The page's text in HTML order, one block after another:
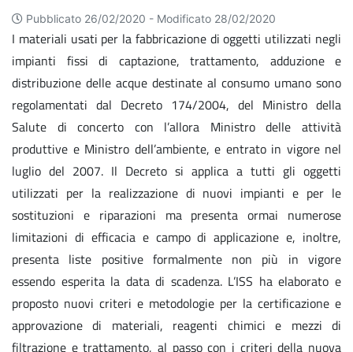
Pubblicato 26/02/2020 - Modificato 28/02/2020
I materiali usati per la fabbricazione di oggetti utilizzati negli
impianti fissi di captazione, trattamento, adduzione e
distribuzione delle acque destinate al consumo umano sono
regolamentati dal Decreto 174/2004, del Ministro della
Salute di concerto con l’allora Ministro delle attività
produttive e Ministro dell’ambiente, e entrato in vigore nel
luglio del 2007. Il Decreto si applica a tutti gli oggetti
utilizzati per la realizzazione di nuovi impianti e per le
sostituzioni e riparazioni ma presenta ormai numerose
limitazioni di efficacia e campo di applicazione e, inoltre,
presenta liste positive formalmente non più in vigore
essendo esperita la data di scadenza. L’ISS ha elaborato e
proposto nuovi criteri e metodologie per la certificazione e
approvazione di materiali, reagenti chimici e mezzi di
filtrazione e trattamento, al passo con i criteri della nuova